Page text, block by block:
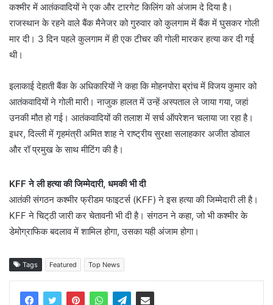
कश्मीर में आतंकवादियों ने एक और टारगेट किलिंग को अंजाम दे दिया है।
राजस्थान के रहने वाले बैंक मैनेजर को गुरुवार को कुलगाम में बैंक में घुसकर गोली
मार दी। 3 दिन पहले कुलगाम में ही एक टीचर की गोली मारकर हत्या कर दी गई
थी।
इलाकाई देहाती बैंक के अधिकारियों ने कहा कि मोहनपोरा ब्रांच में विजय कुमार को
आतंकवादियों ने गोली मारी। नाजुक हालत में उन्हें अस्पताल ले जाया गया, जहां
उनकी मौत हो गई। आतंकवादियों की तलाश में सर्च ऑपरेशन चलाया जा रहा है।
इधर, दिल्ली में गृहमंत्री अमित शाह ने राष्ट्रीय सुरक्षा सलाहकार अजीत डोवाल
और रॉ प्रमुख के साथ मीटिंग की है।
KFF ने ली हत्या की जिम्मेदारी, धमकी भी दी
आतंकी संगठन कश्मीर फ्रीडम फाइटर्स (KFF) ने इस हत्या की जिम्मेदारी ली है।
KFF ने चिट्‌ठी जारी कर चेतावनी भी दी है। संगठन ने कहा, जो भी कश्मीर के
डेमोग्राफिक बदलाव में शामिल होगा, उसका यही अंजाम होगा।
Tags Featured Top News